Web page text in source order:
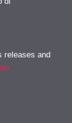
releases and